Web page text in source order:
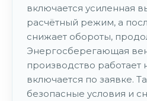
включается усиленная
расчётный режим, а
снижает обороты,
Энергосберегающая
производство работает
включается по заявке.
безопасные условия и